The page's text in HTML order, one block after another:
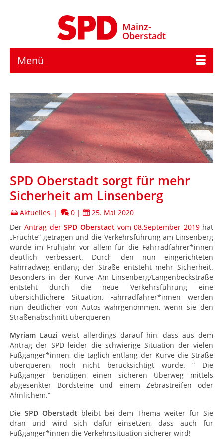
Mainz-
Oberstadt
Menü
SPD Oberstadt sorgt für mehr
Sicherheit am Linsenberg
Aktuelles | 0 |
25. Mai 2020
DerAntrag derSPD Oberstadtvom 08.September 2019hat
„Früchte“ getragen und die Verkehrsführung am Linsenberg
wurde im Frühjahr vor allem für die Fahrradfahrer*innen
deutlich verbessert. Durch den nun eingerichteten
Fahrradweg entlang der Straße entsteht mehr Sicherheit.
Besonders in der Kurve Am Linsenberg/Langenbeckstraße
entsteht durch die neue Verkehrsführung eine
übersichtlichere Situation. Fahrradfahrer*innen werden
nun deutlicher von Autos wahrgenommen, wenn sie den
Straßenabschnitt überqueren.
Myriam Lauzi weist allerdings darauf hin, dass aus dem
Antrag der SPD leider die schwierige Situation der vielen
Fußgänger*innen, die täglich entlang der Kurve die Straße
überqueren, noch nicht berücksichtigt wurde. “ Die
Fußgänger benötigen einen sicheren Überweg mittels
abgesenkter Bordsteine und einem Zebrastreifen oder
Ähnlichem.“
Die SPD Oberstadt bleibt bei dem Thema weiter für Sie
dran und wird sich dafür einsetzen, dass auch für
Fußgänger*innen die Verkehrssituation sicherer wird!